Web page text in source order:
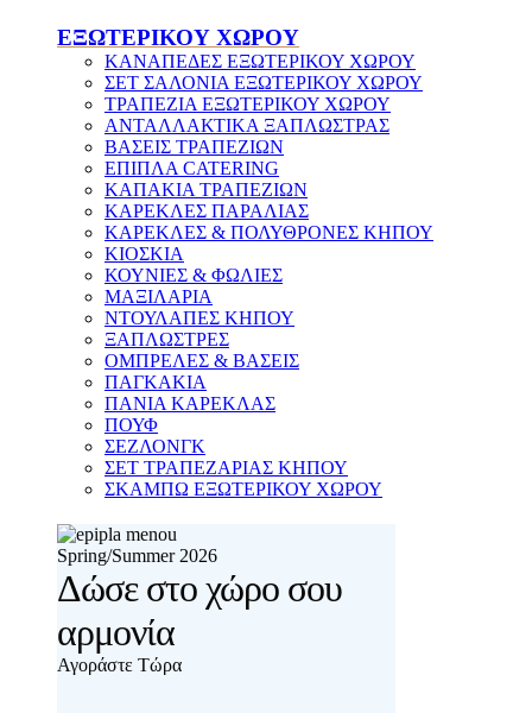
ΕΞΩΤΕΡΙΚΟΥ ΧΩΡΟΥ
ΚΑΝΑΠΕΔΕΣ ΕΞΩΤΕΡΙΚΟΥ ΧΩΡΟΥ
ΣΕΤ ΣΑΛΟΝΙΑ ΕΞΩΤΕΡΙΚΟΥ ΧΩΡΟΥ
ΤΡΑΠΕΖΙΑ ΕΞΩΤΕΡΙΚΟΥ ΧΩΡΟΥ
ΑΝΤΑΛΛΑΚΤΙΚΑ ΞΑΠΛΩΣΤΡΑΣ
ΒΑΣΕΙΣ ΤΡΑΠΕΖΙΩΝ
ΕΠΙΠΛΑ CATERING
ΚΑΠΑΚΙΑ ΤΡΑΠΕΖΙΩΝ
ΚΑΡΕΚΛΕΣ ΠΑΡΑΛΙΑΣ
ΚΑΡΕΚΛΕΣ & ΠΟΛΥΘΡΟΝΕΣ ΚΗΠΟΥ
ΚΙΟΣΚΙΑ
ΚΟΥΝΙΕΣ & ΦΩΛΙΕΣ
ΜΑΞΙΛΑΡΙΑ
ΝΤΟΥΛΑΠΕΣ ΚΗΠΟΥ
ΞΑΠΛΩΣΤΡΕΣ
ΟΜΠΡΕΛΕΣ & ΒΑΣΕΙΣ
ΠΑΓΚΑΚΙΑ
ΠΑΝΙΑ ΚΑΡΕΚΛΑΣ
ΠΟΥΦ
ΣΕΖΛΟΝΓΚ
ΣΕΤ ΤΡΑΠΕΖΑΡΙΑΣ ΚΗΠΟΥ
ΣΚΑΜΠΩ ΕΞΩΤΕΡΙΚΟΥ ΧΩΡΟΥ
Spring/Summer 2026
Δώσε στο χώρο σου
αρμονία
Αγοράστε Τώρα